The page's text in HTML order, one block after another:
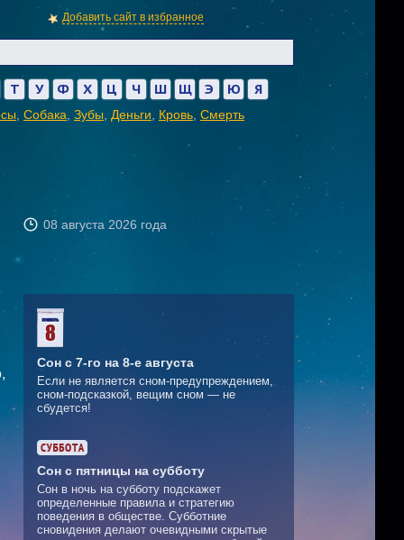
Добавить сайт в избранное
Т У Ф Х Ц Ч Ш Щ Э Ю Я
Собака Зубы Деньги Кровь Смерть
08 августа 2026 года
Сон с 7-го на 8-е августа
Если не является сном-предупреждением,
сном-подсказкой, вещим сном — не
сбудется!
Сон с пятницы на субботу
Сон в ночь на субботу подскажет
определенные правила и стратегию
поведения в обществе. Субботние
сновидения делают очевидными скрытые